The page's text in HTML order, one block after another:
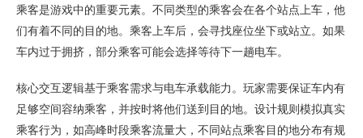
乘客是游戏中的重要元素。不同类型的乘客会在各个站点上车，他
们有着不同的目的地。乘客上车后，会寻找座位坐下或站立。如果
车内过于拥挤，部分乘客可能会选择等待下一趟电车。
核心交互逻辑基于乘客需求与电车承载能力。玩家需要保证车内有
足够空间容纳乘客，并按时将他们送到目的地。设计规则模拟真实
乘客行为，如高峰时段乘客流量大，不同站点乘客目的地分布有规